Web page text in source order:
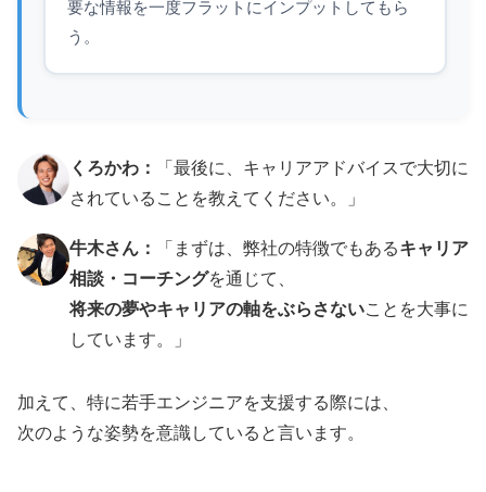
要な情報を一度フラットにインプットしてもら
う。
くろかわ：
「最後に、キャリアアドバイスで大切に
されていることを教えてください。」
牛木さん： 「まずは、弊社の特徴でもあるキャリア
相談・コーチングを通じて、
将来の夢やキャリアの軸をぶらさないことを大事に
しています。」
加えて、特に若手エンジニアを支援する際には、
次のような姿勢を意識していると言います。